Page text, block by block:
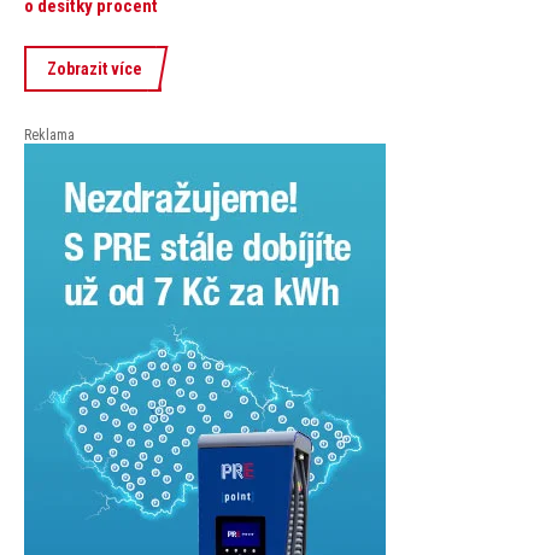
o desítky procent
Zobrazit více
Reklama